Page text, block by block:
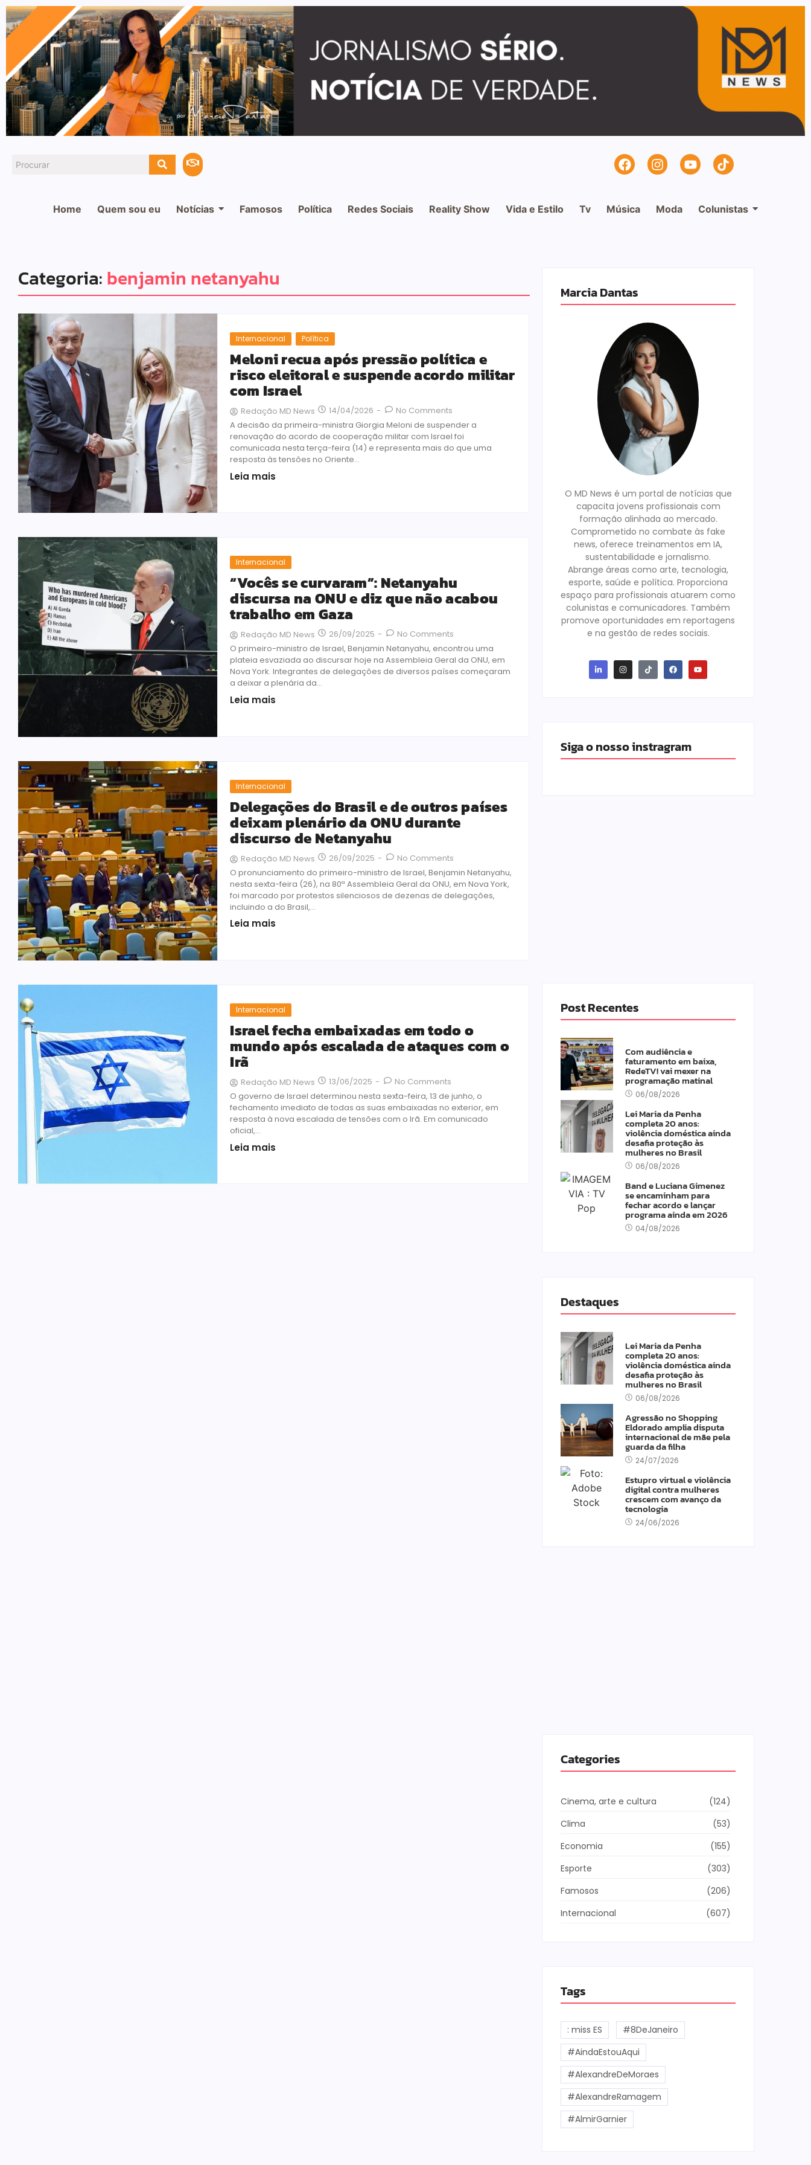
Home Quem sou eu Notícias Famosos Política Redes Sociais Reality Show Vida e Estilo Tv Música Moda Colunistas
Categoria: benjamin netanyahu
Internacional Política
Meloni recua após pressão política e
risco eleitoral e suspende acordo militar
com Israel
Redação MD News 14/04/2026 -
No Comments
A decisão da primeira-ministra Giorgia Meloni de suspender a
renovação do acordo de cooperação militar com Israel foi
comunicada nesta terça-feira (14) e representa mais do que uma
resposta às tensões no Oriente...
Leia mais
Internacional
“Vocês se curvaram”: Netanyahu
discursa na ONU e diz que não acabou
trabalho em Gaza
Redação MD News 26/09/2025 -
No Comments
O primeiro-ministro de Israel, Benjamin Netanyahu, encontrou uma
plateia esvaziada ao discursar hoje na Assembleia Geral da ONU, em
Nova York. Integrantes de delegações de diversos países começaram
a deixar a plenária da...
Leia mais
Internacional
Delegações do Brasil e de outros países
deixam plenário da ONU durante
discurso de Netanyahu
Redação MD News 26/09/2025 -
No Comments
O pronunciamento do primeiro-ministro de Israel, Benjamin Netanyahu,
nesta sexta-feira (26), na 80ª Assembleia Geral da ONU, em Nova York,
foi marcado por protestos silenciosos de dezenas de delegações,
incluindo a do Brasil,...
Leia mais
Internacional
Israel fecha embaixadas em todo o
mundo após escalada de ataques com o
Irã
Redação MD News 13/06/2025 -
No Comments
O governo de Israel determinou nesta sexta-feira, 13 de junho, o
fechamento imediato de todas as suas embaixadas no exterior, em
resposta à nova escalada de tensões com o Irã. Em comunicado
oficial,...
Leia mais
Marcia Dantas
O MD News é um portal de notícias que
capacita jovens profissionais com
formação alinhada ao mercado.
Comprometido no combate às fake
news, oferece treinamentos em IA,
sustentabilidade e jornalismo.
Abrange áreas como arte, tecnologia,
esporte, saúde e política. Proporciona
espaço para profissionais atuarem como
colunistas e comunicadores. Também
promove oportunidades em reportagens
e na gestão de redes sociais.
Siga o nosso instragram
Post Recentes
Com audiência e
faturamento em baixa,
RedeTV! vai mexer na
programação matinal
06/08/2026
Lei Maria da Penha
completa 20 anos:
violência doméstica ainda
desafia proteção às
mulheres no Brasil
06/08/2026
Band e Luciana Gimenez
se encaminham para
fechar acordo e lançar
programa ainda em 2026
04/08/2026
Destaques
Lei Maria da Penha
completa 20 anos:
violência doméstica ainda
desafia proteção às
mulheres no Brasil
06/08/2026
Agressão no Shopping
Eldorado amplia disputa
internacional de mãe pela
guarda da filha
24/07/2026
Estupro virtual e violência
digital contra mulheres
crescem com avanço da
tecnologia
24/06/2026
Categories
Cinema, arte e cultura
(124)
Clima
(53)
Economia
(155)
Esporte
(303)
Famosos
(206)
Internacional
(607)
Tags
: miss ES
#8DeJaneiro
#AindaEstouAqui
#AlexandreDeMoraes
#AlexandreRamagem
#AlmirGarnier